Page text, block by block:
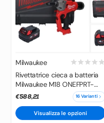
Milwaukee
Rivettatrice cieca a batteria
Milwaukee M18 ONEFPRT-
401X 18 V 20 kN brushless +
1x batteria 4,0 Ah + scatola
HD - senza caricabatterie
€588,21 16 Varianti
Visualizza le opzioni